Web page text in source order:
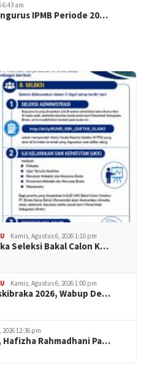
6:43 am
IPMB Periode 20…
Kamis, Agustus 6, 2026 1:10 pm
Seleksi Bakal Calon K…
Kamis, Agustus 6, 2026 1:00 pm
2026, Wabup De…
12:36 pm
Hafizha Rahmadhani Pa…